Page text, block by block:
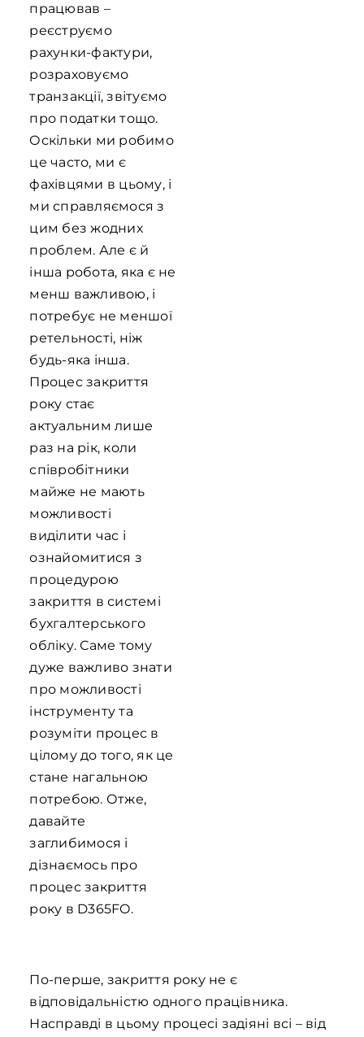
працював –
реєструємо
рахунки-фактури,
розраховуємо
транзакції, звітуємо
про податки тощо.
Оскільки ми робимо
це часто, ми є
фахівцями в цьому, і
ми справляємося з
цим без жодних
проблем. Але є й
інша робота, яка є не
менш важливою, і
потребує не меншої
ретельності, ніж
будь-яка інша.
Процес закриття
року стає
актуальним лише
раз на рік, коли
співробітники
майже не мають
можливості
виділити час і
ознайомитися з
процедурою
закриття в системі
бухгалтерського
обліку. Саме тому
дуже важливо знати
про можливості
інструменту та
розуміти процес в
цілому до того, як це
стане нагальною
потребою. Отже,
давайте
заглибимося і
дізнаємось про
процес закриття
року в D365FO.
По-перше, закриття року не є
відповідальністю одного працівника.
Насправді в цьому процесі задіяні всі – від